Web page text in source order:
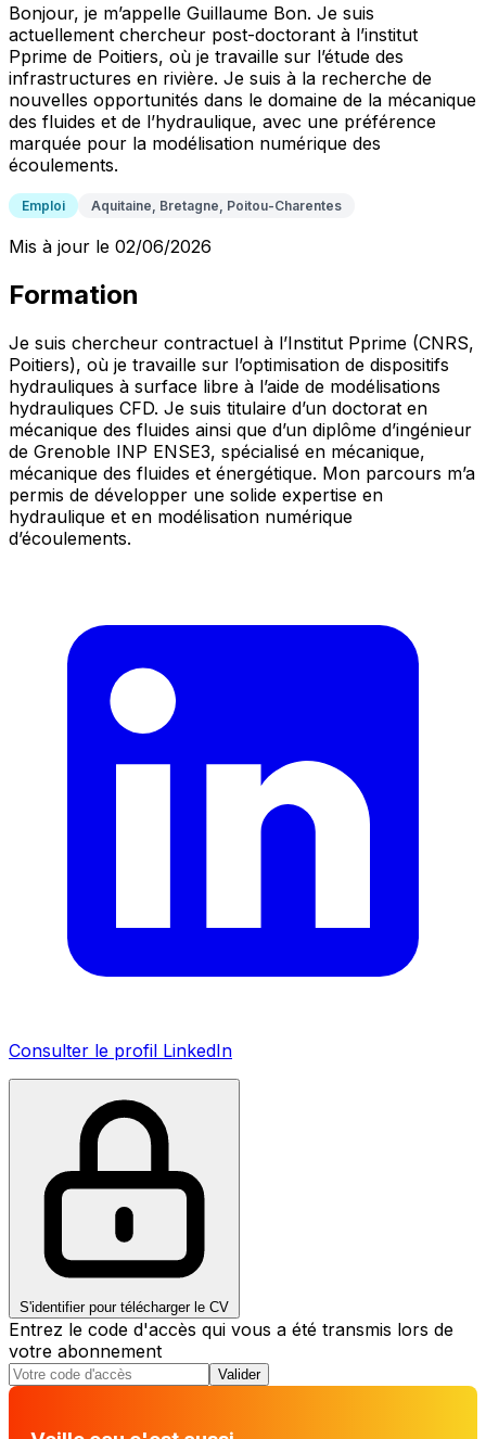
Bonjour, je m’appelle Guillaume Bon. Je suis
actuellement chercheur post-doctorant à l’institut
Pprime de Poitiers, où je travaille sur l’étude des
infrastructures en rivière. Je suis à la recherche de
nouvelles opportunités dans le domaine de la mécanique
des fluides et de l’hydraulique, avec une préférence
marquée pour la modélisation numérique des
écoulements.
Emploi Aquitaine, Bretagne, Poitou-Charentes
Mis à jour le 02/06/2026
Formation
Je suis chercheur contractuel à l’Institut Pprime (CNRS,
Poitiers), où je travaille sur l’optimisation de dispositifs
hydrauliques à surface libre à l’aide de modélisations
hydrauliques CFD. Je suis titulaire d’un doctorat en
mécanique des fluides ainsi que d’un diplôme d’ingénieur
de Grenoble INP ENSE3, spécialisé en mécanique,
mécanique des fluides et énergétique. Mon parcours m’a
permis de développer une solide expertise en
hydraulique et en modélisation numérique
d’écoulements.
Consulter le profil LinkedIn
S'identifier pour télécharger le CV
Entrez le code d'accès qui vous a été transmis lors de
votre abonnement
Valider